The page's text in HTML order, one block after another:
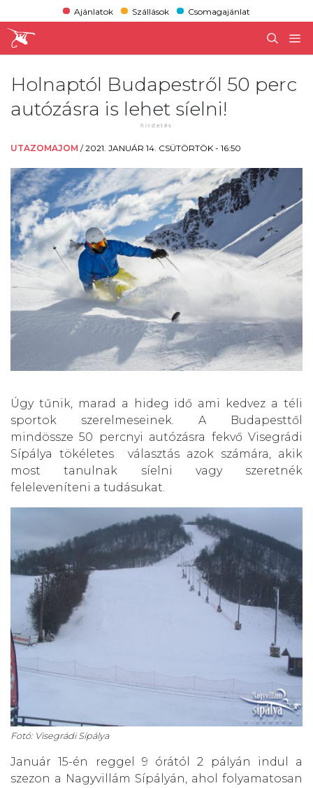
Ajánlatok Szállások Csomagajánlat
Holnaptól Budapestről 50 perc
autózásra is lehet síelni!
UTAZOMAJOM /2021. JANUÁR 14. CSÜTÖRTÖK - 16:50
Úgy tűnik, marad a hideg idő ami kedvez a téli
sportok szerelmeseinek. A Budapesttől
mindössze 50 percnyi autózásra fekvő Visegrádi
Sípálya tökéletes választás azok számára, akik
most tanulnak síelni vagy szeretnék
feleleveníteni a tudásukat.
Fotó: Visegrádi Sípálya
Január 15-én reggel 9 órától 2 pályán indul a
szezon a Nagyvillám Sípályán, ahol folyamatosan